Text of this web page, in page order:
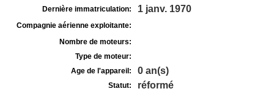
Dernière immatriculation: 1 janv. 1970
Compagnie aérienne exploitante:
Nombre de moteurs:
Type de moteur:
Age de l'appareil:
0 an(s)
Statut: réformé